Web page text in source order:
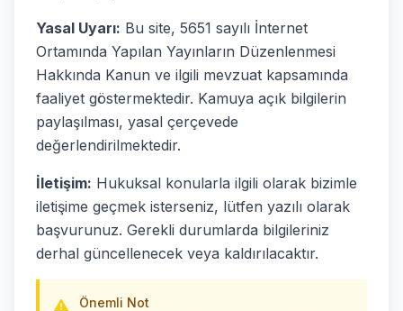
Yasal Uyarı: Bu site, 5651 sayılı İnternet
Ortamında Yapılan Yayınların Düzenlenmesi
Hakkında Kanun ve ilgili mevzuat kapsamında
faaliyet göstermektedir. Kamuya açık bilgilerin
paylaşılması, yasal çerçevede
değerlendirilmektedir.
İletişim: Hukuksal konularla ilgili olarak bizimle
iletişime geçmek isterseniz, lütfen yazılı olarak
başvurunuz. Gerekli durumlarda bilgileriniz
derhal güncellenecek veya kaldırılacaktır.
Önemli Not